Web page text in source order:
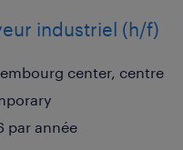
industriel (h/f)
center, centre
par année